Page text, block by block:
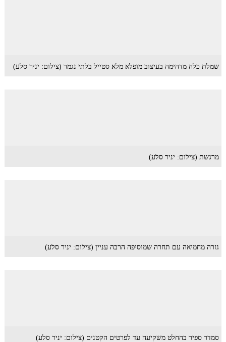
שמלת כלה מדהימה בעיצוב מופלא מלא סטייל בלתי נגמר (צילום: יניר סלע)
מרגשת (צילום: יניר סלע)
גזרה מחמיאה עם תחרה שמוסיפה הרבה עניין (צילום: יניר סלע)
סמדר ספיר בהחלט משקיעה עד לפרטים הקטנים (צילום: יניר סלע)